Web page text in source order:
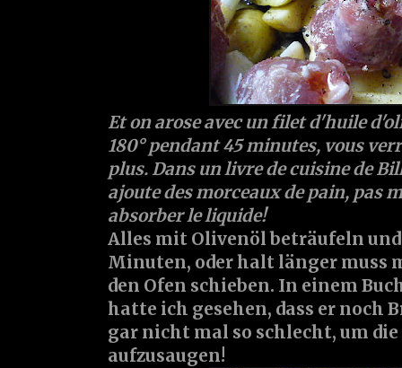
Et on arose avec un filet d'huile
180° pendant 45 minutes, vous
plus. Dans un livre de cuisine de
ajoute des morceaux de pain, pas
absorber le liquide!
Alles mit Olivenöl beträufeln und
Minuten, oder halt länger muss
den Ofen schieben. In einem
hatte ich gesehen, dass er noch
gar nicht mal so schlecht, um
aufzusaugen!